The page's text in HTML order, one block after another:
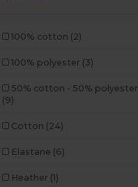
100% cotton (2)
100% polyester (3)
50% cotton - 50% polyester
(9)
Cotton (24)
Elastane (6)
Heather (1)